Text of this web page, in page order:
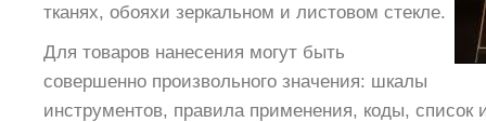
тканях, обояхи зеркальном и листовом стекле.
Для товаров нанесения могут быть
совершенно произвольного значения: шкалы
инструментов, правила применения, коды, список